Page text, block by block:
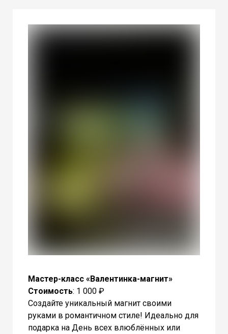
Мастер-класс «Валентинка-магнит»
Стоимость: 1 000 ₽
Создайте уникальный магнит своими
руками в романтичном стиле! Идеально для
подарка на День всех влюблённых или